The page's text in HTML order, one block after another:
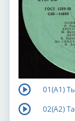
01(А1)
02(А2)